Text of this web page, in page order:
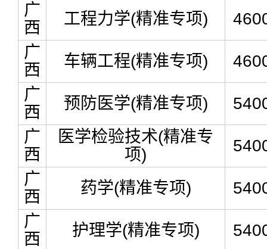
广
西
工程力学(精准专项)
广
西
车辆工程(精准专项)
广
西
预防医学(精准专项)
广
西
医学检验技术(精准专
项)
广
西
药学(精准专项)
广
西
护理学(精准专项)